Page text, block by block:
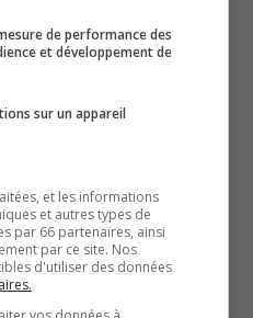
fin de
en a
de
se
de performance des
et développement de
sur un appareil
et les informations
et autres types de
par 66 partenaires, ainsi
par ce site. Nos
d'utiliser des données